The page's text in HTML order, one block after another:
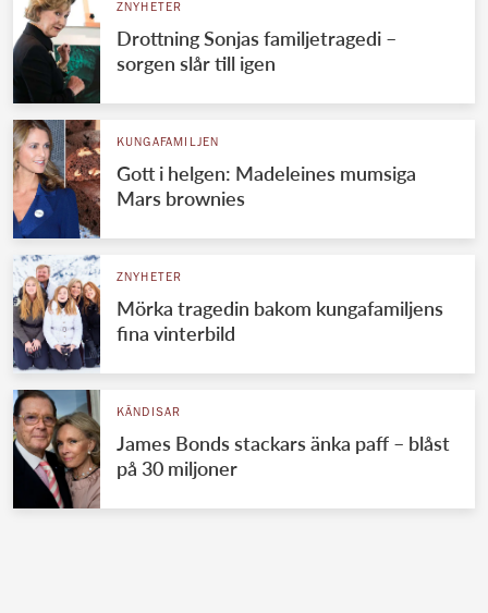
UTLÄNDSKT
VÄRLDENS KUNGAHUS
Svenska kungahuset
Brittiska kungahuset
Danska kungahuset
Spanska kungahuset
Jordanska kungahuset
Luxemburgska storhertighuset
Japanska kejsarhuset
REDAKTION
ZNYHETER
Drottning Sonjas familjetragedi –
sorgen slår till igen
KUNGAFAMILJEN
Gott i helgen: Madeleines mumsiga
Mars brownies
ZNYHETER
Mörka tragedin bakom kungafamiljens
fina vinterbild
KÄNDISAR
James Bonds stackars änka paff – blåst
på 30 miljoner